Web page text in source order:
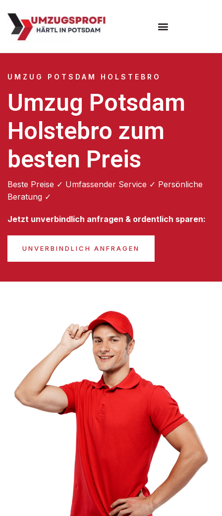
UMZUG POTSDAM HOLSTEBRO
Umzug Potsdam
Holstebro zum
besten Preis
Beste Preise ✓ Umfassender Service ✓ Persönliche
Beratung ✓
Jetzt unverbindlich anfragen & ordentlich sparen:
UNVERBINDLICH ANFRAGEN